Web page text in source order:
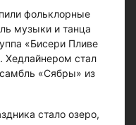
фольклорные
музыки и танца
«Бисери Пливе
Хедлайнером стал
«Сябры» из
стало озеро,